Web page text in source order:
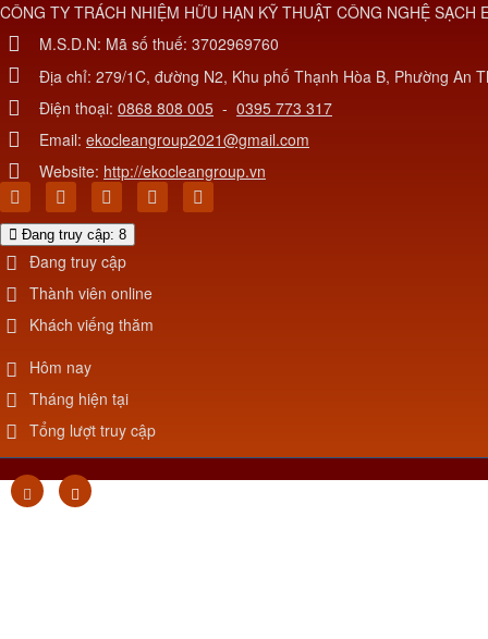
CÔNG TY TRÁCH NHIỆM HỮU HẠN KỸ THUẬT CÔNG NGHỆ SẠCH
M.S.D.N: Mã số thuế: 3702969760
Địa chỉ: 279/1C, đường N2, Khu phố Thạnh Hòa B, Phường An
Điện thoại: 0868 808 005 - 0395 773 317
Email: ekocleangroup2021@gmail.com
Website: http://ekocleangroup.vn
Đang truy cập: 8
Đang truy cập
Thành viên online
Khách viếng thăm
Hôm nay
Tháng hiện tại
Tổng lượt truy cập